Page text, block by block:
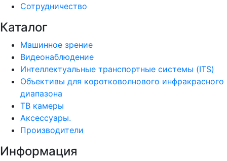
Сотрудничество
Каталог
Машинное зрение
Видеонаблюдение
Интеллектуальные транспортные системы (ITS)
Объективы для коротковолнового инфракрасного
диапазона
ТВ камеры
Аксессуары.
Производители
Информация